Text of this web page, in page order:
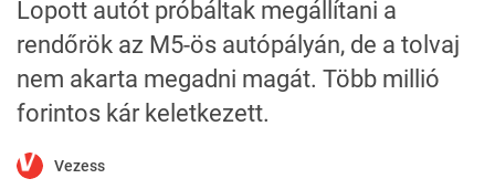
Lopott autót próbáltak megállítani a
rendőrök az M5-ös autópályán, de a tolvaj
nem akarta megadni magát. Több millió
forintos kár keletkezett.
Vezess